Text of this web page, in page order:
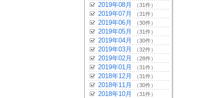
2019年08月 （31件）
2019年07月 （31件）
2019年06月 （30件）
2019年05月 （31件）
2019年04月 （30件）
2019年03月 （32件）
2019年02月 （28件）
2019年01月 （31件）
2018年12月 （31件）
2018年11月 （30件）
2018年10月 （31件）